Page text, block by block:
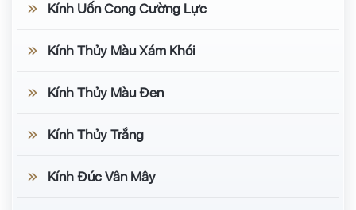
Kính Uốn Cong Cường Lực
Kính Thủy Màu Xám Khói
Kính Thủy Màu Đen
Kính Thủy Trắng
Kính Đúc Vân Mây